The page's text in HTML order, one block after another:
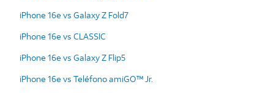
iPhone 16e vs Galaxy Z Fold7
iPhone 16e vs CLASSIC
iPhone 16e vs Galaxy Z Flip5
iPhone 16e vs Teléfono amiGO™ Jr.